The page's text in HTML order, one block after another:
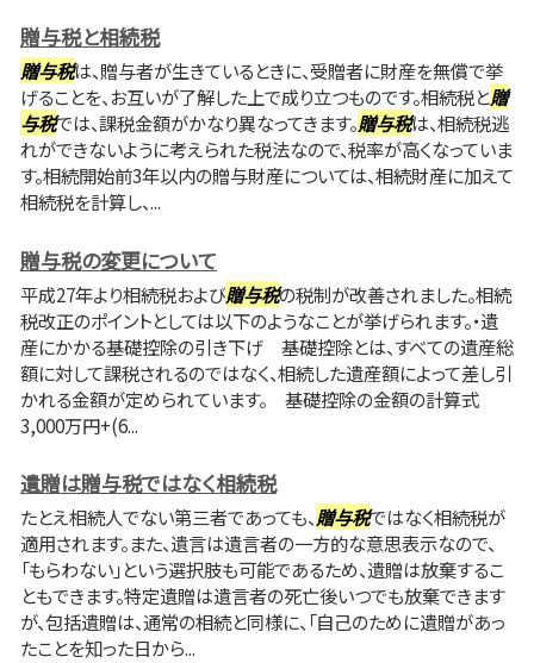
贈与税と相続税
贈与税は、贈与者が生きているときに、受贈者に財産を無償で挙
げることを、お互いが了解した上で成り立つものです。相続税と贈
与税では、課税金額がかなり異なってきます。贈与税は、相続税逃
れができないように考えられた税法なので、税率が高くなっていま
す。相続開始前3年以内の贈与財産については、相続財産に加えて
相続税を計算し、...
贈与税の変更について
平成27年より相続税および贈与税の税制が改善されました。相続
税改正のポイントとしては以下のようなことが挙げられます。・遺
産にかかる基礎控除の引き下げ 基礎控除とは、すべての遺産総
額に対して課税されるのではなく、相続した遺産額によって差し引
かれる金額が定められています。 基礎控除の金額の計算式
3,000万円+(6...
遺贈は贈与税ではなく相続税
たとえ相続人でない第三者であっても、贈与税ではなく相続税が
適用されます。また、遺言は遺言者の一方的な意思表示なので、
「もらわない」という選択肢も可能であるため、遺贈は放棄するこ
ともできます。特定遺贈は遺言者の死亡後いつでも放棄できます
が、包括遺贈は、通常の相続と同様に、「自己のために遺贈があっ
たことを知った日から...